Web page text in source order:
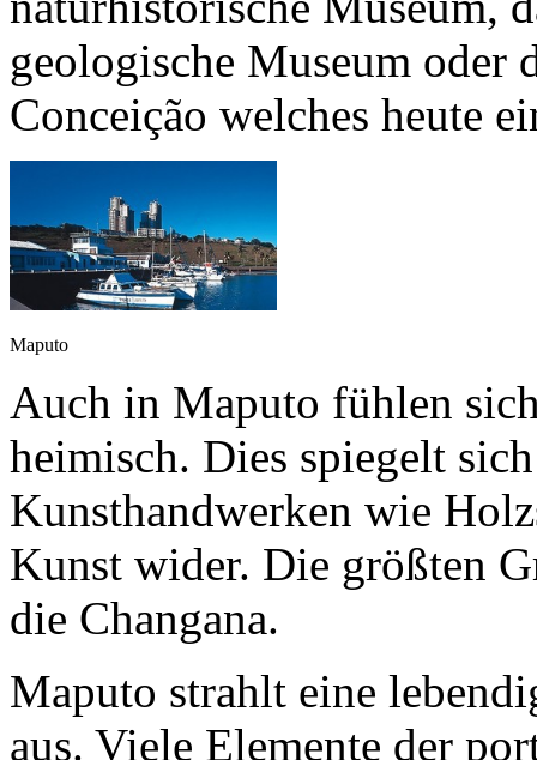
geologische Museum oder
Conceição welches heute
Maputo
Auch in Maputo fühlen
heimisch. Dies spiegelt
Kunsthandwerken wie
Kunst wider. Die größten
die Changana.
Maputo strahlt eine
aus. Viele Elemente der